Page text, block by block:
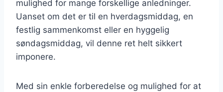
mulighed for mange forskellige anledninger.
Uanset om det er til en hverdagsmiddag, en
festlig sammenkomst eller en hyggelig
søndagsmiddag, vil denne ret helt sikkert
imponere.
Med sin enkle forberedelse og mulighed for at